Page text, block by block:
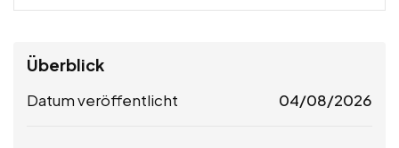
Überblick
Datum veröffentlicht 04/08/2026